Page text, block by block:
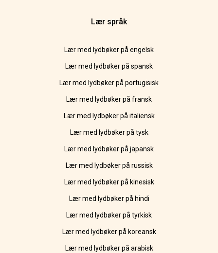
Lær språk
Lær med lydbøker på engelsk
Lær med lydbøker på spansk
Lær med lydbøker på portugisisk
Lær med lydbøker på fransk
Lær med lydbøker på italiensk
Lær med lydbøker på tysk
Lær med lydbøker på japansk
Lær med lydbøker på russisk
Lær med lydbøker på kinesisk
Lær med lydbøker på hindi
Lær med lydbøker på tyrkisk
Lær med lydbøker på koreansk
Lær med lydbøker på arabisk